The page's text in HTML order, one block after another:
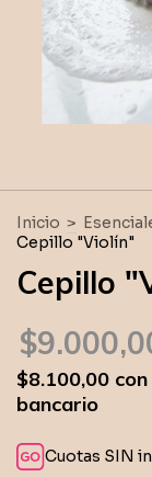
Inicio >
Cepillo "Violín"
Cepillo
$8.100,00 con
bancario
Cuotas SIN